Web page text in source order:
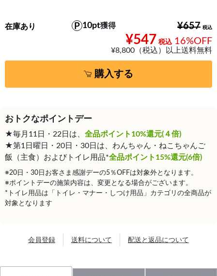
¥657
¥547 16%OFF
10pt獲得
¥8,800（税込）以上送料無料
在庫あり
購入する
おトクなポイントデー
★毎月11日・22日は、 全品ポイント10%還元(４倍)
★第1日曜日・20日・30日は、わんちゃん・ねこちゃんご
飯（主食）およびトイレ用品*全品ポイント15%還元(6倍)
※20日・30日お客さま感謝デーの5％OFFは対象外となります。
※ポイントデーの施策内容は、変更となる場合がございます。
*トイレ用品は「トイレ・マナー・しつけ用品」カテゴリの全商品が
対象となります
会員登録 送料について 配送と返品について